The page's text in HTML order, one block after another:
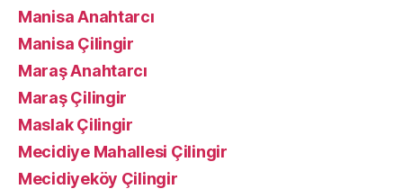
Manisa Anahtarcı
Manisa Çilingir
Maraş Anahtarcı
Maraş Çilingir
Maslak Çilingir
Mecidiye Mahallesi Çilingir
Mecidiyeköy Çilingir